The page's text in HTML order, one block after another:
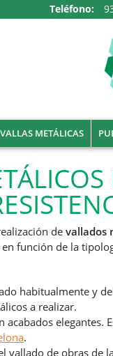
Teléfono:
VALLAS METÁLICAS
de vallados
función de la
habitualmente y
a realizar.
acabados
.
vallado de obras de